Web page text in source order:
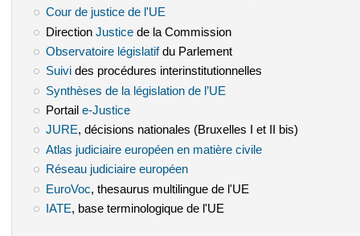
Cour de justice de l'UE
Direction Justice(le lien est externe)
de la Commission
Observatoire législatif(le lien est externe)
du Parlement
Suivi(le lien est externe)
des procédures interinstitutionnelles
Synthèses de la législation de l’UE
Portail e-Justice(le lien est externe)
JURE(le lien est externe)
, décisions nationales (Bruxelles I et II bis)
Atlas judiciaire européen en matière civile(le lien est externe)
Réseau judiciaire européen(le lien est externe)
EuroVoc (le lien est externe)
, thesaurus multilingue de l'UE
IATE (le lien est externe)
, base terminologique de l'UE